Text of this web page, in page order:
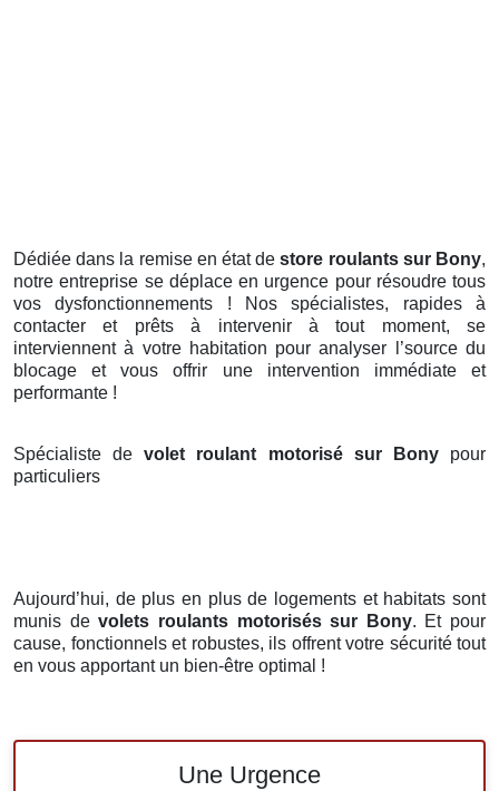
Dédiée dans la remise en état destore roulants sur Bony,
notre entreprise se déplace en urgence pour résoudre tous
vos dysfonctionnements ! Nos spécialistes, rapides à
contacter et prêts à intervenir à tout moment, se
interviennent à votre habitation pour analyser l’source du
blocage et vous offrir une intervention immédiate et
performante !
Spécialiste devolet roulant motorisé sur Bony pour
particuliers
Aujourd’hui, de plus en plus de logements et habitats sont
munis devolets roulants motorisés sur Bony. Et pour
cause, fonctionnels et robustes, ils offrent votre sécurité tout
en vous apportant un bien-être optimal !
Une Urgence